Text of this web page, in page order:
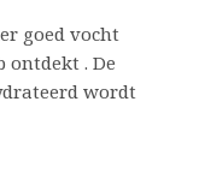
goed vocht
. De
wordt